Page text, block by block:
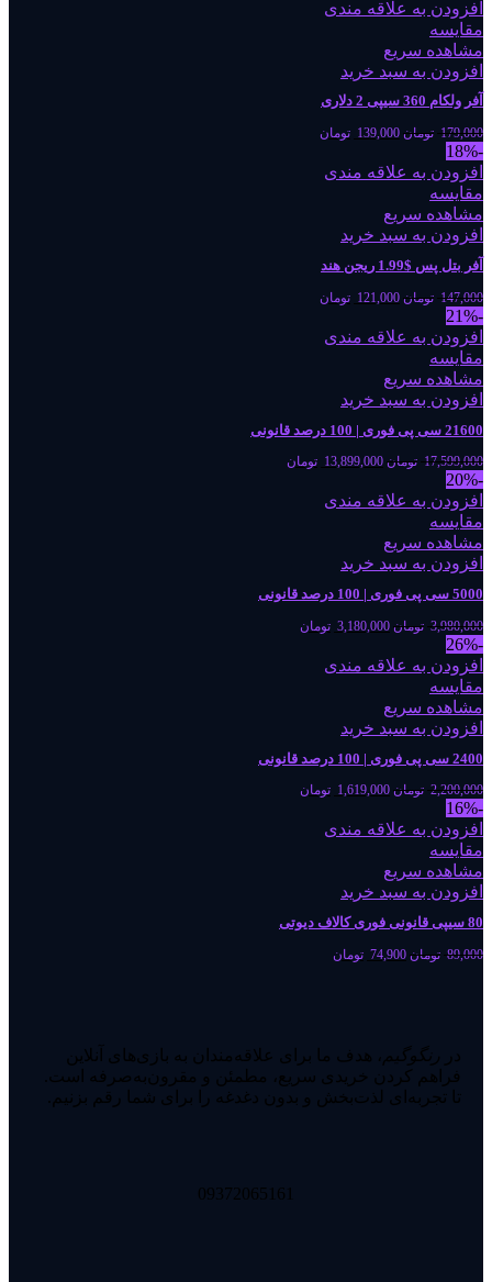
افزودن به علاقه مندی
مقایسه
مشاهده سریع
افزودن به سبد خرید
آفر ولکام 360 سیپی 2 دلاری
179,000 تومان 139,000 تومان
-18%
افزودن به علاقه مندی
مقایسه
مشاهده سریع
افزودن به سبد خرید
آفر بتل پس $1.99 ریجن هند
147,000 تومان 121,000 تومان
-21%
افزودن به علاقه مندی
مقایسه
مشاهده سریع
افزودن به سبد خرید
21600 سی پی فوری | 100 درصد قانونی
17,599,000 تومان 13,899,000 تومان
-20%
افزودن به علاقه مندی
مقایسه
مشاهده سریع
افزودن به سبد خرید
5000 سی پی فوری | 100 درصد قانونی
3,980,000 تومان 3,180,000 تومان
-26%
افزودن به علاقه مندی
مقایسه
مشاهده سریع
افزودن به سبد خرید
2400 سی پی فوری | 100 درصد قانونی
2,200,000 تومان 1,619,000 تومان
-16%
افزودن به علاقه مندی
مقایسه
مشاهده سریع
افزودن به سبد خرید
80 سیپی قانونی فوری کالاف دیوتی
89,000 تومان 74,900 تومان
در رنگوگیم ، هدف ما برای علاقه‌مندان به بازی‌های آنلاین
فراهم کردن خریدی سریع، مطمئن و مقرون‌به‌صرفه است.
تا تجربه‌ای لذت‌بخش و بدون دغدغه را برای شما رقم بزنیم.
09372065161